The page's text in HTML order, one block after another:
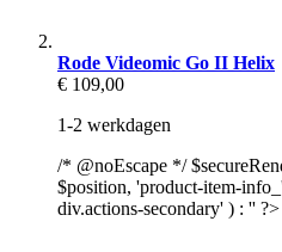
Rode Videomic Go II Helix
€ 109,00
1-2 werkdagen
/* @noEscape */
$position, 'product-item-
div.actions-secondary' ) : '' ?>